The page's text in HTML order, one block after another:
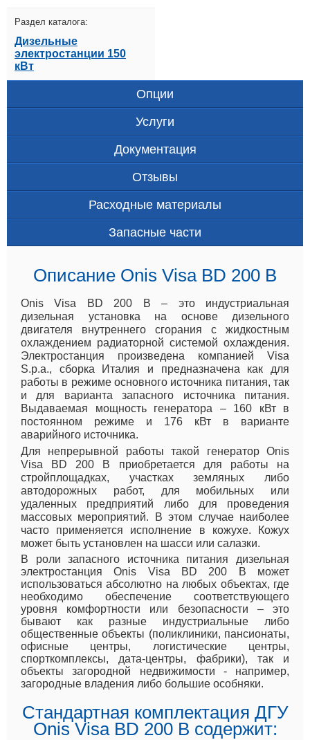
Раздел каталога:
Дизельные
электростанции 150
кВт
Опции
Услуги
Документация
Отзывы
Расходные материалы
Запасные части
Описание Onis Visa BD 200 B
Onis Visa BD 200 B – это индустриальная
дизельная установка на основе дизельного
двигателя внутреннего сгорания с жидкостным
охлаждением радиаторной системой охлаждения.
Электростанция произведена компанией Visa
S.p.a., сборка Италия и предназначена как для
работы в режиме основного источника питания, так
и для варианта запасного источника питания.
Выдаваемая мощность генератора – 160 кВт в
постоянном режиме и 176 кВт в варианте
аварийного источника.
Для непрерывной работы такой генератор Onis
Visa BD 200 B приобретается для работы на
стройплощадках, участках земляных либо
автодорожных работ, для мобильных или
удаленных предприятий либо для проведения
массовых мероприятий. В этом случае наиболее
часто применяется исполнение в кожухе. Кожух
может быть установлен на шасси или салазки.
В роли запасного источника питания дизельная
электростанция Onis Visa BD 200 B может
использоваться абсолютно на любых объектах, где
необходимо обеспечение соответствующего
уровня комфортности или безопасности – это
бывают как разные индустриальные либо
общественные объекты (поликлиники, пансионаты,
офисные центры, логистические центры,
спорткомплексы, дата-центры, фабрики), так и
объекты загородной недвижимости - например,
загородные владения либо большие особняки.
Стандартная комплектация ДГУ
Onis Visa BD 200 B содержит: